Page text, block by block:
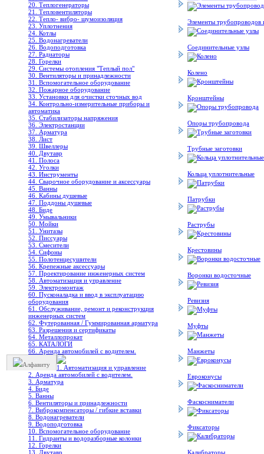
20. Теплогенераторы
21. Тепловентиляторы
22. Тепло- вибро- шумоизоляция
23. Уплотнения
24. Котлы
25. Водонагреватели
26. Водоподготовка
27. Радиаторы
28. Горелки
29. Системы отопления "Теплый пол"
30. Вентиляторы и принадлежности
31. Вспомогательное оборудование
32. Пожарное оборудование
33. Установки для очистки сточных вод
34. Контрольно-измерительные приборы и
автоматика
35. Стабилизаторы напряжения
36. Электростанции
37. Арматура
38. Лист
39. Швеллеры
40. Двутавр
41. Полоса
42. Уголки
43. Инструменты
44. Сварочное оборудование и аксессуары
45. Ванны
46. Кабины душевые
47. Поддоны душевые
48. Биде
49. Умывальники
50. Мойки
51. Унитазы
52. Писсуары
53. Смесители
54. Сифоны
55. Полотенцесушители
56. Крепежные аксессуары
57. Проектирование инженерных систем
58. Автоматизация и управление
59. Электромонтаж
60. Пусконаладка и ввод в эксплуатацию
оборудования
61. Обслуживание, ремонт и реконструкция
инженерных систем
62. Футерованная / Гуммированная арматура
63. Разрешения и сертификаты
64. Металлопрокат
65. КАТАЛОГИ
66. Аренда автомобилей с водителем.
Алфавиту
1. Автоматизация и управление
2. Аренда автомобилей с водителем.
3. Арматура
4. Биде
5. Ванны
6. Вентиляторы и принадлежности
7. Виброкомпенсаторы / гибкие вставки
8. Водонагреватели
9. Водоподготовка
10. Вспомогательное оборудование
11. Гидранты и водоразборные колонки
12. Горелки
13. Двутавр
Элементы трубопроводов
Соединительные узлы
Колено
Кронштейны
Опоры трубопровода
Трубные заготовки
Кольца уплотнительные
Патрубки
Раструбы
Крестовины
Воронки водосточные
Ревизия
Муфты
Манжеты
Евроконусы
Фаскосниматели
Фиксаторы
Калибраторы